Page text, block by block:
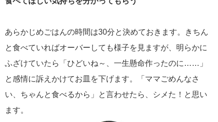
あらかじめごはんの時間は30分と決めておきます。きちん
と食べていればオーバーしても様子を見ますが、明らかに
ふざけていたら「ひどいね～、一生懸命作ったのに……」
と感情に訴えかけてお皿を下げます。「ママごめんなさ
い、ちゃんと食べるから」と言わせたら、シメた！と思い
ます。